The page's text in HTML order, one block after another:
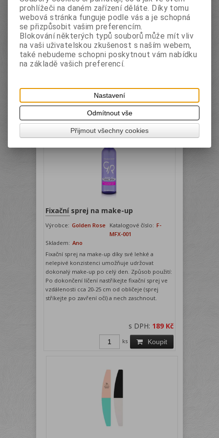
Ořezávátko je na hrubé i tenké tužky.
s DPH:59 Kč
Koupit
ks
Fixační sprej na make-up
Výrobce: Golden Rose Katalogové číslo: F-
MFX-001
Skladem: Ano
Fixační sprej na make-up díky své lehké a
nelepivé konzistenci umožňuje udržovat
dokonalý make-up po celý den. Způsob použití:
Po dokončení líčení nastříkejte fixační sprej ve
vzdálenosti cca 20-25 cm od obličeje (sprej
stříkejte po zavření očí) a nech zaschnout.
s DPH: 189 Kč
Koupit
ks
prohlížeči na daném zařízení děláte. Díky tomu
webová stránka funguje podle vás a je schopná
se přizpůsobit vašim preferencím.
Blokování některých typů souborů může mít vliv
na vaši uživatelskou zkušenost s naším webem,
také nebudeme schopni poskytnout vám nabídku
na základě vašich preferencí.
Nastavení
Odmítnout vše
Přijmout všechny cookies